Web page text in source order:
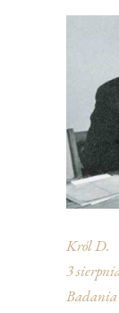
Król D.
3
Badania